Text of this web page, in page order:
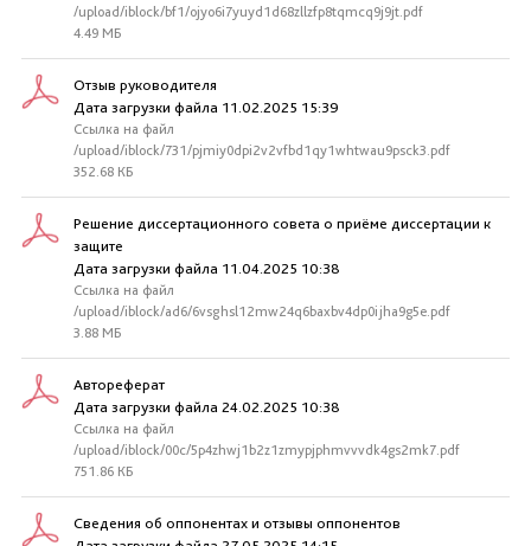
/upload/iblock/bf1/ojyo6i7yuyd1d68zllzfp8tqmcq9j9jt.pdf
4.49 МБ
Отзыв руководителя
Дата загрузки файла 11.02.2025 15:39
Ссылка на файл
/upload/iblock/731/pjmiy0dpi2v2vfbd1qy1whtwau9psck3.pdf
352.68 КБ
Решение диссертационного совета о приёме диссертации к
защите
Дата загрузки файла 11.04.2025 10:38
Ссылка на файл
/upload/iblock/ad6/6vsghsl12mw24q6baxbv4dp0ijha9g5e.pdf
3.88 МБ
Автореферат
Дата загрузки файла 24.02.2025 10:38
Ссылка на файл
/upload/iblock/00c/5p4zhwj1b2z1zmypjphmvvvdk4gs2mk7.pdf
751.86 КБ
Сведения об оппонентах и отзывы оппонентов